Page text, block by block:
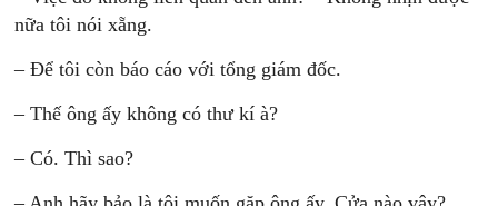
nữa tôi nói xẵng.
– Để tôi còn báo cáo với tổng giám đốc.
– Thế ông ấy không có thư kí à?
– Có. Thì sao?